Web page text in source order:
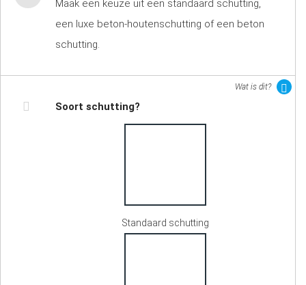
Maak een keuze uit een standaard schutting,
een luxe beton-houtenschutting of een beton
schutting.
Wat is dit?
Soort schutting?
Standaard schutting